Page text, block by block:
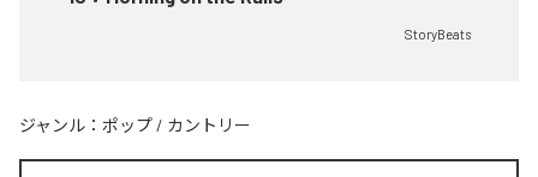
StoryBeats
ジャンル： ポップ / カントリー